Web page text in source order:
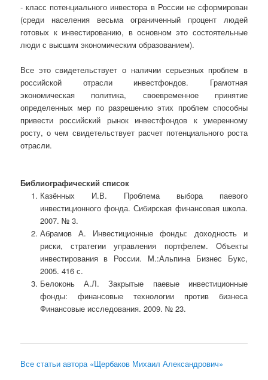
- класс потенциального инвестора в России не сформирован
(среди населения весьма ограниченный процент людей
готовых к инвестированию, в основном это состоятельные
люди с высшим экономическим образованием).
Все это свидетельствует о наличии серьезных проблем в
российской отрасли инвестфондов. Грамотная
экономическая политика, своевременное принятие
определенных мер по разрешению этих проблем способны
привести российский рынок инвестфондов к умеренному
росту, о чем свидетельствует расчет потенциального роста
отрасли.
Библиографический список
Казённых И.В. Проблема выбора паевого
инвестиционного фонда. Сибирская финансовая школа.
2007. № 3.
Абрамов А. Инвестиционные фонды: доходность и
риски, стратегии управления портфелем. Объекты
инвестирования в России. М.:Альпина Бизнес Букс,
2005. 416 с.
Белоконь А.Л. Закрытые паевые инвестиционные
фонды: финансовые технологии против бизнеса
Финансовые исследования. 2009. № 23.
Все статьи автора «Щербаков Михаил Александрович»